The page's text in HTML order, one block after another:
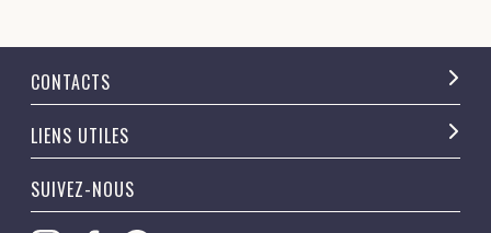
CONTACTS
LIENS UTILES
SUIVEZ-NOUS